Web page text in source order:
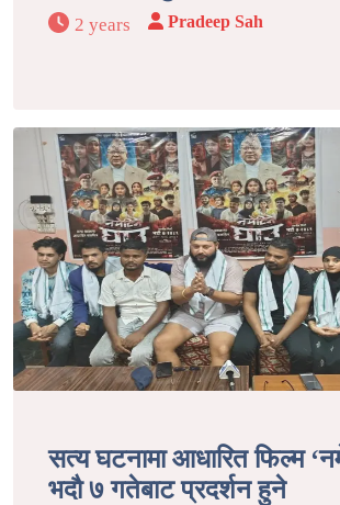
2 years Pradeep Sah
सत्य घटनामा आधारित फिल्म
भदाै ७ गतेबाट प्रदर्शन हुने